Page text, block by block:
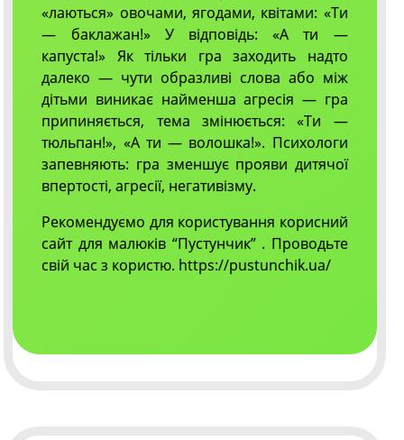
«лаються» овочами, ягодами, квітами: «Ти
— баклажан!» У відповідь: «А ти —
капуста!» Як тільки гра заходить надто
далеко — чути образливі слова або між
дітьми виникає найменша агресія — гра
припиняється, тема змінюється: «Ти —
тюльпан!», «А ти — волошка!». Психологи
запевняють: гра зменшує прояви дитячої
впертості, агресії, негативізму.
Рекомендуємо для користування корисний
сайт для малюків “Пустунчик” . Проводьте
свій час з користю. https://pustunchik.ua/